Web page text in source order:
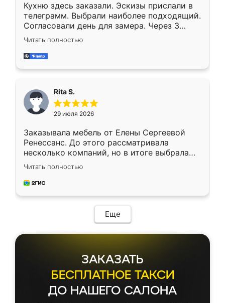
Кухню здесь заказали. Эскизы прислали в
телеграмм. Выбрали наиболее подходящий.
Согласовали день для замера. Через 3
недели кухня была уже готова. Остались
довольны работой. Спасибо Ренессанс
мебель за качественную работу!
Читать полностью
Rita S.
29 июля 2026
Заказывала мебель от Елены Сергеевой
Ренессанс. До этого рассматривала
несколько компаний, но в итоге выбрала
эту. Сначала обговорили условия, потом
приехал замерщик, всё спокойно объяснил
и снял размеры. Изготовили в срок, с
мебель сразу встала на свое место без
каких-либо доработок. Качеством осталась
довольна, все выглядит так, как и ожидала.
Читать полностью
Еще
ЗАКАЗАТЬ
БЕСПЛАТНОЕ ТАКСИ
ДО НАШЕГО САЛОНА